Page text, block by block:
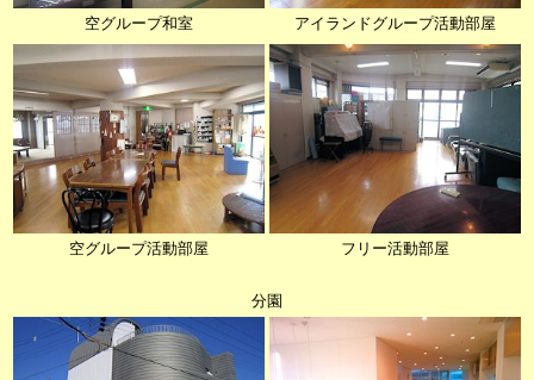
空グループ和室 アイランドグループ活動部屋
空グループ活動部屋 フリー活動部屋
分園